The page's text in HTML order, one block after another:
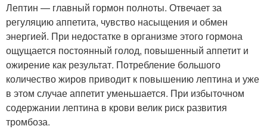
Лептин — главный гормон полноты. Отвечает за
регуляцию аппетита, чувство насыщения и обмен
энергией. При недостатке в организме этого гормона
ощущается постоянный голод, повышенный аппетит и
ожирение как результат. Потребление большого
количество жиров приводит к повышению лептина и уже
в этом случае аппетит уменьшается. При избыточном
содержании лептина в крови велик риск развития
тромбоза.